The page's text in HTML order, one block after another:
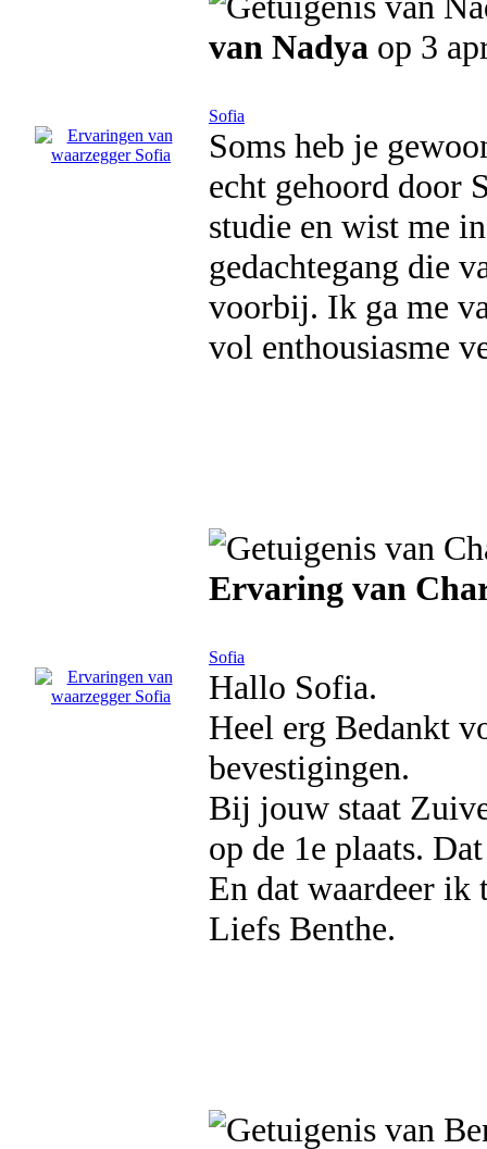
van Nadya op 3
Sofia
Soms heb je
echt gehoord door
studie en wist me
gedachtegang die
voorbij. Ik ga me
vol enthousiasme
Ervaring van
Sofia
Hallo Sofia.
Heel erg Bedankt
bevestigingen.
Bij jouw staat
op de 1e plaats.
En dat waardeer ik
Liefs Benthe.